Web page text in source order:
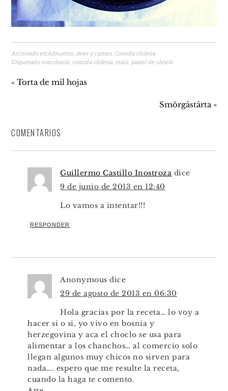
Archivado en:Almuerzo, Aves y carnes, Comida chilena
Etiquetado con:choclo, comida chilena maíz pastel de choclo
« Torta de mil hojas
Smörgåstårta »
COMENTARIOS
Guillermo Castillo Inostroza dice
9 de junio de 2013 en 12:40
Lo vamos a intentar!!!
RESPONDER
Anonymous dice
29 de agosto de 2013 en 06:30
Hola gracias por la receta… lo voy a
hacer si o si, yo vivo en bosnia y
herzegovina y aca el choclo se usa para
alimentar a los chanchos… al comercio solo
llegan algunos muy chicos no sirven para
nada…. espero que me resulte la receta,
cuando la haga te comento.